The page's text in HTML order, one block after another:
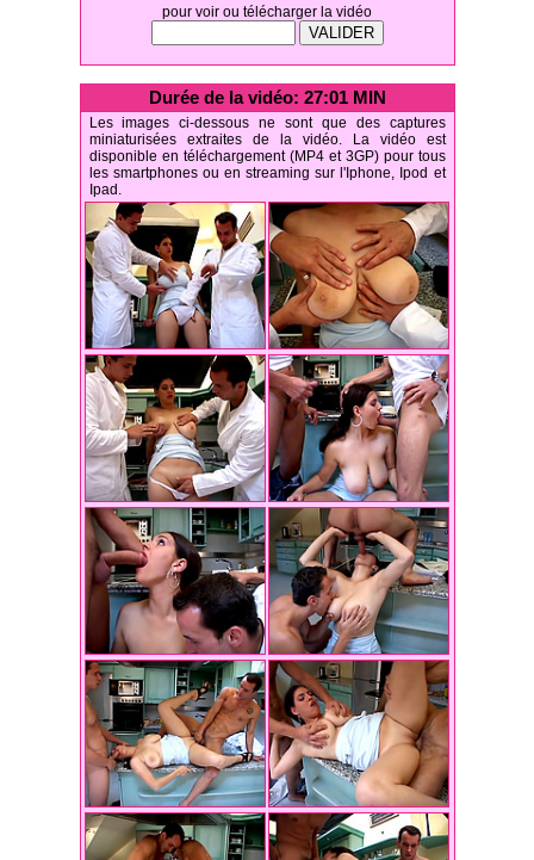
pour voir ou télécharger la vidéo
Durée de la vidéo: 27:01 MIN
Les images ci-dessous ne sont que des captures
miniaturisées extraites de la vidéo. La vidéo est
disponible en téléchargement (MP4 et 3GP) pour tous
les smartphones ou en streaming sur l'Iphone, Ipod et
Ipad.